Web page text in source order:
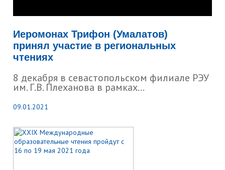
Иеромонах Трифон (Умалатов)
принял участие в региональных
чтениях
8 декабря в севастопольском филиале РЭУ
им. Г.В. Плеханова в рамках...
09.01.2021